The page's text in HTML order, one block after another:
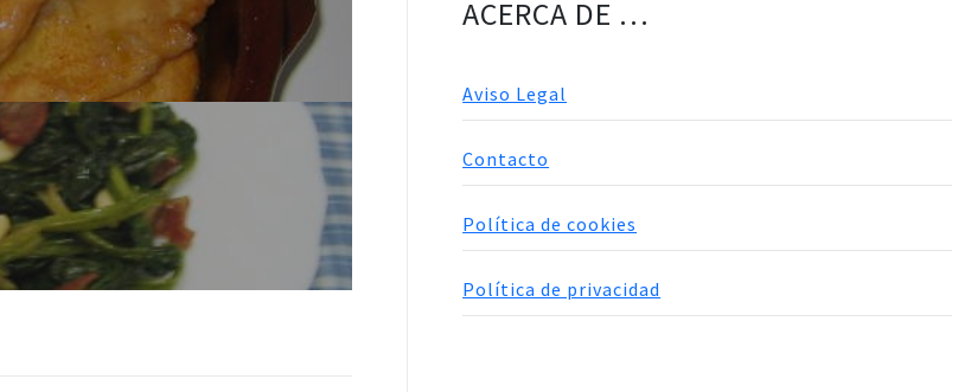
ACERCA DE …
Aviso Legal
Contacto
Política de cookies
Política de privacidad